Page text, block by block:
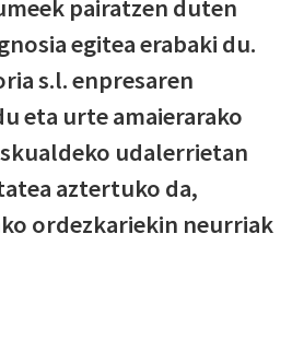
pairatzen duten
egitea erabaki du.
s.l. enpresaren
eta urte amaierarako
udalerrietan
aztertuko da,
ordezkariekin neurriak